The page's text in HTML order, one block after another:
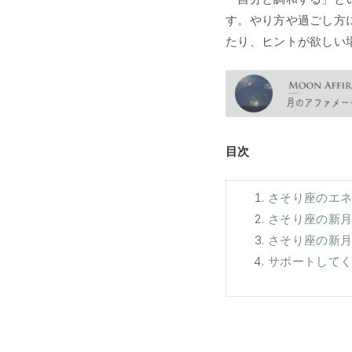
す。やり方や過ごし方
たり、ヒントが欲しい
目次
さそり座のエ
さそり座の新
さそり座の新
サポートして